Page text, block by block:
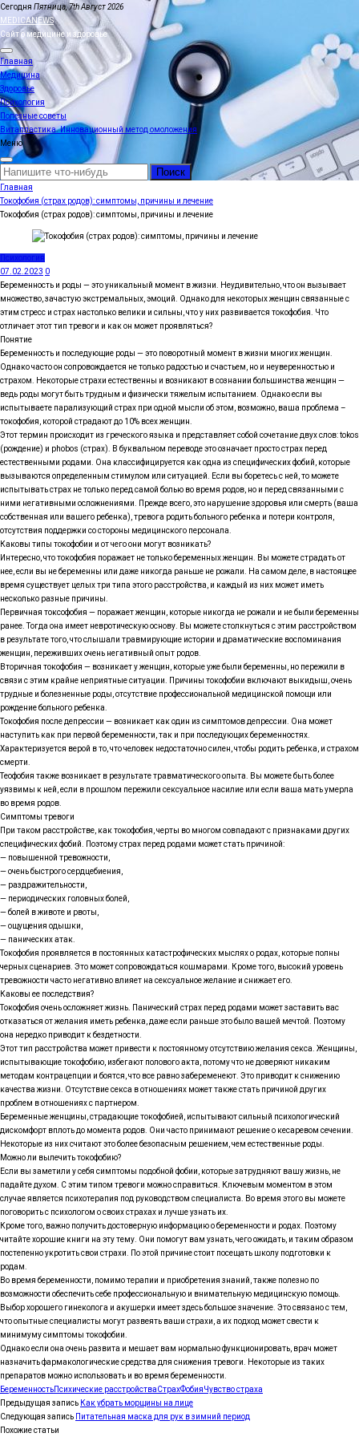
Перейти
к
содержимому
Сегодня Пятница, 7th Август 2026
MEDICANEWS
Сайт о медицине и здоровье
Главная
Медицина
Здоровье
Психология
Полезные советы
Витапластика. Инновационный метод омоложения
Меню
Найти:
Главная
Токофобия (страх родов): симптомы, причины и лечение
Токофобия (страх родов): симптомы, причины и лечение
Психология
07.02.2023 0
Беременность и роды — это уникальный момент в жизни. Неудивительно, что он вызывает
множество, зачастую экстремальных, эмоций. Однако для некоторых женщин связанные с
этим стресс и страх настолько велики и сильны, что у них развивается токофобия. Что
отличает этот тип тревоги и как он может проявляться?
Понятие
Беременность и последующие роды — это поворотный момент в жизни многих женщин.
Однако часто он сопровождается не только радостью и счастьем, но и неуверенностью и
страхом. Некоторые страхи естественны и возникают в сознании большинства женщин —
ведь роды могут быть трудным и физически тяжелым испытанием. Однако если вы
испытываете парализующий страх при одной мысли об этом, возможно, ваша проблема –
токофобия, которой страдают до 10% всех женщин.
Этот термин происходит из греческого языка и представляет собой сочетание двух слов: tokos
(рождение) и phobos (страх). В буквальном переводе это означает просто страх перед
естественными родами. Она классифицируется как одна из специфических фобий, которые
вызываются определенным стимулом или ситуацией. Если вы боретесь с ней, то можете
испытывать страх не только перед самой болью во время родов, но и перед связанными с
ними негативными осложнениями. Прежде всего, это нарушение здоровья или смерть (ваша
собственная или вашего ребенка), тревога родить больного ребенка и потери контроля,
отсутствия поддержки со стороны медицинского персонала.
Каковы типы токофобии и от чего они могут возникать?
Интересно, что токофобия поражает не только беременных женщин. Вы можете страдать от
нее, если вы не беременны или даже никогда раньше не рожали. На самом деле, в настоящее
время существует целых три типа этого расстройства, и каждый из них может иметь
несколько разные причины.
Первичная токсофобия — поражает женщин, которые никогда не рожали и не были беременны
ранее. Тогда она имеет невротическую основу. Вы можете столкнуться с этим расстройством
в результате того, что слышали травмирующие истории и драматические воспоминания
женщин, переживших очень негативный опыт родов.
Вторичная токофобия — возникает у женщин, которые уже были беременны, но пережили в
связи с этим крайне неприятные ситуации. Причины токофобии включают выкидыш, очень
трудные и болезненные роды, отсутствие профессиональной медицинской помощи или
рождение больного ребенка.
Токофобия после депрессии — возникает как один из симптомов депрессии. Она может
наступить как при первой беременности, так и при последующих беременностях.
Характеризуется верой в то, что человек недостаточно силен, чтобы родить ребенка, и страхом
смерти.
Теофобия также возникает в результате травматического опыта. Вы можете быть более
уязвимы к ней, если в прошлом пережили сексуальное насилие или если ваша мать умерла
во время родов.
Симптомы тревоги
При таком расстройстве, как токофобия, черты во многом совпадают с признаками других
специфических фобий. Поэтому страх перед родами может стать причиной:
— повышенной тревожности,
— очень быстрого сердцебиения,
— раздражительности,
— периодических головных болей,
— болей в животе и рвоты,
— ощущения одышки,
— панических атак.
Токофобия проявляется в постоянных катастрофических мыслях о родах, которые полны
черных сценариев. Это может сопровождаться кошмарами. Кроме того, высокий уровень
тревожности часто негативно влияет на сексуальное желание и снижает его.
Каковы ее последствия?
Токофобия очень осложняет жизнь. Панический страх перед родами может заставить вас
отказаться от желания иметь ребенка, даже если раньше это было вашей мечтой. Поэтому
она нередко приводит к бездетности.
Этот тип расстройства может привести к постоянному отсутствию желания секса. Женщины,
испытывающие токофобию, избегают полового акта, потому что не доверяют никаким
методам контрацепции и боятся, что все равно забеременеют. Это приводит к снижению
качества жизни. Отсутствие секса в отношениях может также стать причиной других
проблем в отношениях с партнером.
Беременные женщины, страдающие токофобией, испытывают сильный психологический
дискомфорт вплоть до момента родов. Они часто принимают решение о кесаревом сечении.
Некоторые из них считают это более безопасным решением, чем естественные роды.
Можно ли вылечить токофобию?
Если вы заметили у себя симптомы подобной фобии, которые затрудняют вашу жизнь, не
падайте духом. С этим типом тревоги можно справиться. Ключевым моментом в этом
случае является психотерапия под руководством специалиста. Во время этого вы можете
поговорить с психологом о своих страхах и лучше узнать их.
Кроме того, важно получить достоверную информацию о беременности и родах. Поэтому
читайте хорошие книги на эту тему. Они помогут вам узнать, чего ожидать, и таким образом
постепенно укротить свои страхи. По этой причине стоит посещать школу подготовки к
родам.
Во время беременности, помимо терапии и приобретения знаний, также полезно по
возможности обеспечить себе профессиональную и внимательную медицинскую помощь.
Выбор хорошего гинеколога и акушерки имеет здесь большое значение. Это связано с тем,
что опытные специалисты могут развеять ваши страхи, а их подход может свести к
минимуму симптомы токофобии.
Однако если она очень развита и мешает вам нормально функционировать, врач может
назначить фармакологические средства для снижения тревоги. Некоторые из таких
препаратов можно использовать и во время беременности.
БеременностьПсихические расстройстваСтрахФобияЧувство страха
Предыдущая запись Как убрать морщины на лице
Следующая запись Питательная маска для рук в зимний период
Похожие статьи